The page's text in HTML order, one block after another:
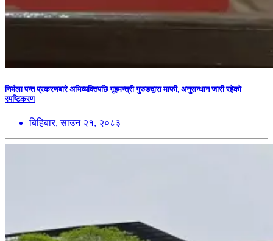
निर्मला पन्त प्रकरणबारे अभिव्यक्तिपछि गृहमन्त्री गुरुङद्वारा माफी, अनुसन्धान जारी रहेको
स्पष्टिकरण
बिहिबार, साउन २१, २०८३